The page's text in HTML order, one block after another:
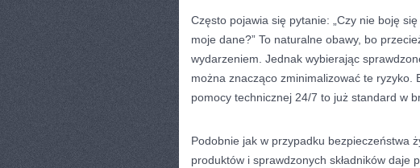
Często pojawia się pytanie: „Czy nie boję
moje dane?” To naturalne obawy, bo
wydarzeniem. Jednak wybierając
można znacząco zminimalizować te
pomocy technicznej 24/7 to już standard w
Podobnie jak w przypadku bezpieczeństwa
produktów i sprawdzonych składników daje